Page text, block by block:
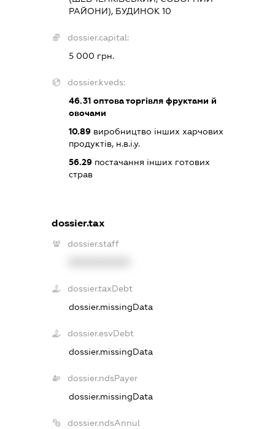
РАЙОНИ), БУДИНОК 10
dossier.capital:
5 000 грн.
dossier.kveds:
46.31оптова торгівля фруктами й
овочами
10.89виробництво інших харчових
продуктів, н.в.і.у.
56.29постачання інших готових
страв
dossier.tax
dossier.staff
dossier.taxDebt
dossier.missingData
dossier.esvDebt
dossier.missingData
dossier.ndsPayer
dossier.missingData
dossier.ndsAnnul